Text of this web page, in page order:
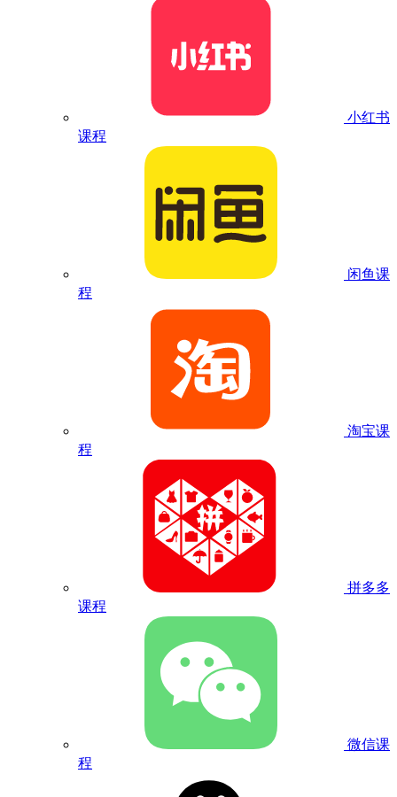
小红书
课程
闲鱼课
程
淘宝课
程
拼多多
课程
微信课
程